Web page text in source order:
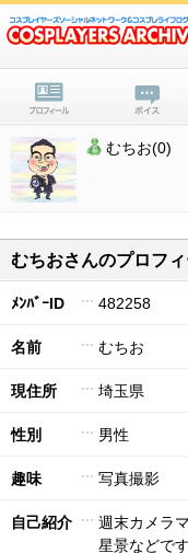
むちお(0)
むちおさんのプロフ
ﾒﾝﾊﾞｰID 482258
名前 むちお
現住所 埼玉県
性別 男性
趣味 写真撮影
自己紹介
週末カメラ
星景などで